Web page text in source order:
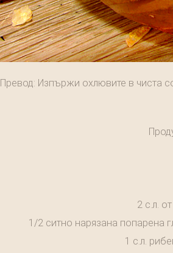
Превод: Изпържи охлювите в чиста
2 с.л.
1/2 ситно нарязана попарена
1 с.л.